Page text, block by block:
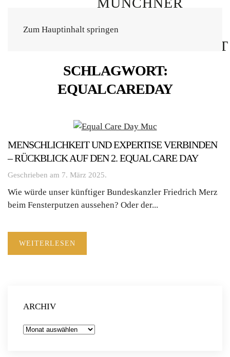
Zum Hauptinhalt springen
SCHLAGWORT:
EQUALCAREDAY
MENSCHLICHKEIT UND EXPERTISE VERBINDEN
– RÜCKBLICK AUF DEN 2. EQUAL CARE DAY
Geschrieben am 7. März 2025.
Wie würde unser künftiger Bundeskanzler Friedrich Merz
beim Fensterputzen aussehen? Oder der...
WEITERLESEN
ARCHIV
Archiv